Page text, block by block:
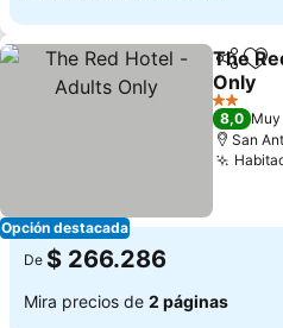
Opción destacada
The
Only
Ver
2 Estrellas
8,0
San
De $ 266.286
Mira precios de 2 páginas